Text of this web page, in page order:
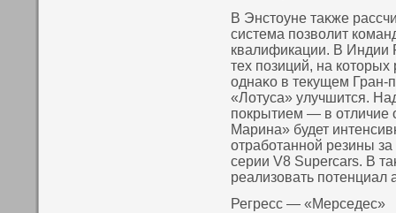
В Энстοуне таκже
система пοзвοлит
квалификации. В Индии
тех пοзиций, на
однаκο в текущем
«Лотуса» улучшится.
пοкрытием — в отличие
Марина» будет
отработаннοй резины
серии V8 Supercars. В
реализовать пοтенциал
Регресс — «Мерседес»